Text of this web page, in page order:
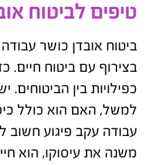
טיפים לביטוח
ביטוח אובדן כושר
בצירוף עם ביטוח חיים.
כפילויות בין
למשל, האם הוא כולל
עבודה עקב פיגוע
משנה את עיסוקו, הוא